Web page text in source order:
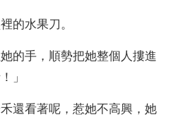
的水果刀。
的手，順勢把她整個人摟進
」
還看著呢，惹她不高興，她